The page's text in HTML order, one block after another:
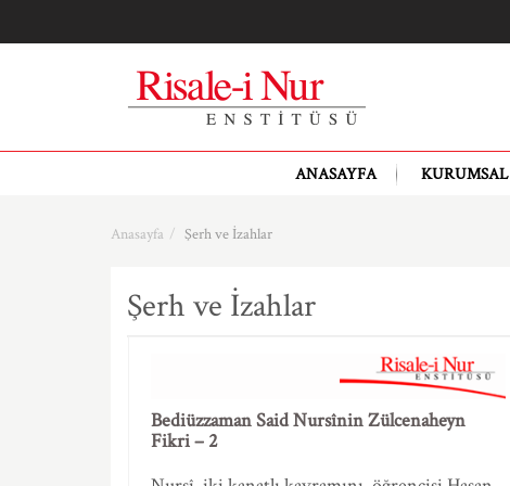
ANASAYFA KURUMSAL
Anasayfa Şerh ve İzahlar
Şerh ve İzahlar
Bediüzzaman Said Nursînin Zülcenaheyn
Fikri – 2